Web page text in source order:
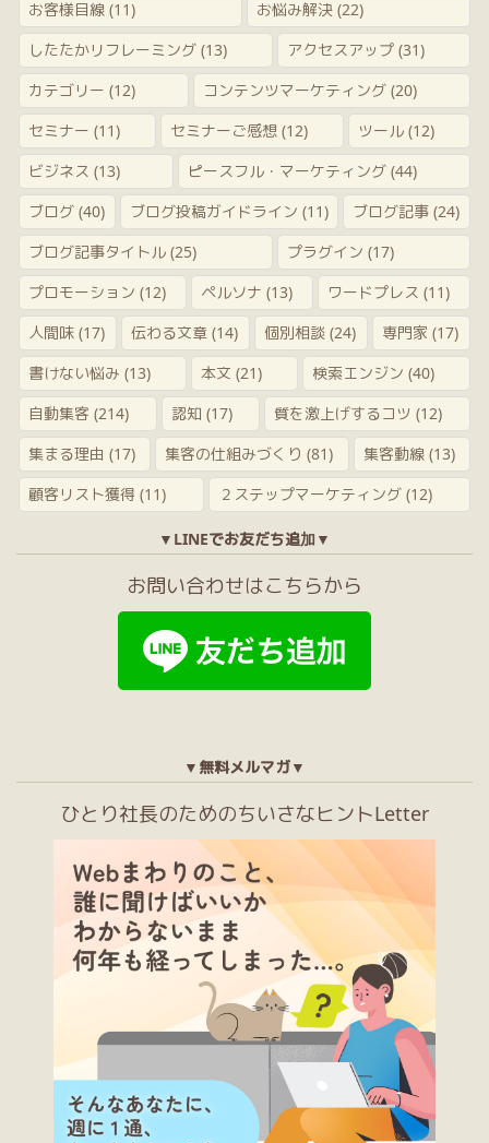
お客様目線 (11) お悩み解決 (22)
したたかリフレーミング (13) アクセスアップ (31)
カテゴリー (12) コンテンツマーケティング (20)
セミナー (11) セミナーご感想 (12) ツール (12)
ビジネス (13) ピースフル・マーケティング (44)
ブログ (40) ブログ投稿ガイドライン (11) ブログ記事 (24)
ブログ記事タイトル (25) プラグイン (17)
プロモーション (12) ペルソナ (13) ワードプレス (11)
人間味 (17) 伝わる文章 (14) 個別相談 (24) 専門家 (17)
書けない悩み (13) 本文 (21) 検索エンジン (40)
自動集客 (214) 認知 (17) 質を激上げするコツ (12)
集まる理由 (17) 集客の仕組みづくり (81) 集客動線(13)
顧客リスト獲得 (11) ２ステップマーケティング (12)
▼LINEでお友だち追加▼
お問い合わせはこちらから
▼無料メルマガ▼
ひとり社長のためのちいさなヒントLetter